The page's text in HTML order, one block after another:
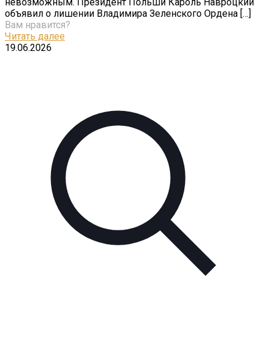
объявил о лишении Владимира Зеленского Ордена […]
Вам нравится?
Читать далее
19.06.2026